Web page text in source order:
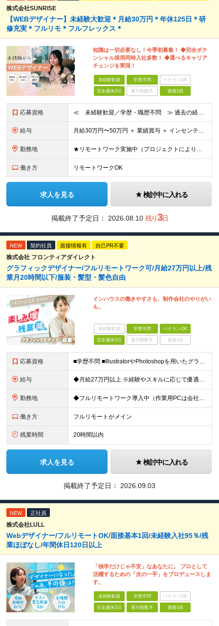
株式会社SUNRISE
【WEBデザイナー】未経験大歓迎＊月給30万円＊年休125日＊研
修充実＊フルリモ＊フルフレックス＊
知識は一切必要なし！今季初募集！ ◆完全ポテ
ンシャル採用同時入社多数！ ◆選べるキャリア
チェンジを実現！
未経験歓迎 学歴不問 ベテランOK
完全週休2日 賞与複数月 面接1回
応募資格 ≪ 未経験歓迎／学歴・職歴不問 ≫ 過去の経歴は一切不問。 「いままで」よりも「これから」を 重視した採用を行っています！ ▼▼こんな想いがある方大歓迎▼▼ ・WEBデザインに興味がある！ ・WEB
給与 ⽉給30万円〜50万円 ＋ 業績賞与 ＋ インセンティブ賞与 経験者：35万円～ ※IT新人時25万円〜 ※経験・スキルを考慮の上、決定します。 ※経験者は別途優遇！ ★試⽤期間：3ヶ⽉ ★学
勤務地 ★リモートワーク実施中（プロジェクトによりフルリモートもあり） ★配属先は希望を最⼤限考慮
働き方 リモートワークOK
求人を見る 検討中に入れる
掲載終了予定日： 2026.08.10 残り3日
NEW 契約社員 面接情報有 自己PR不要
株式会社 フロンティアダイレクト
グラフィックデザイナー/フルリモートワーク可/月給27万円以上/残
業月20時間以下/服装・髪型・髪色自由
インハウスの働きやすさも、制作会社のやりがい
も。
未経験歓迎 学歴不問 ベテランOK
完全週休2日 賞与複数月 面接1回
応募資格 ■学歴不問 ■IllustratorやPhotoshopを用いたグラフィックデザインの実務経験（2年以上） ≪こんな方は歓迎！≫ ◆指示書そのままのデザインをつくるのではなく、伝わるデザインを模索&
給与 ◆月給27万円以上 ※経験やスキルに応じて優遇いたします ※試用期間1ヶ月（期間中の給与・待遇に差異はございません） ※上記金額にはみなし残業代40時間分(6万円)を含み、超過分は別途支給いたします
勤務地 ◆フルリモートワーク導入中（作業用PCは会社から支給） ◆出社日を合わせてランチ会をするなど定期的に社内コミュニケーションも図っています！ 本社/東京都渋谷区渋谷3-3-5 NBF渋谷イースト ≪
働き方 フルリモートがメイン
残業時間 20時間以内
求人を見る 検討中に入れる
掲載終了予定日： 2026.09.03
NEW 正社員
株式会社LULL
Webデザイナー/フルリモートOK/面接基本1回/未経験入社95％/残
業ほぼなし/年間休日120日以上
「独学だけじゃ不安」なあなたに。 プロとして
活躍するための「次の一手」をプロデュースしま
す。
未経験歓迎 学歴不問 ベテランOK
完全週休2日 賞与複数月 面接1回